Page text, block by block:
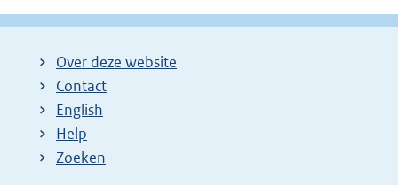
Over deze website
Contact
English
Help
Zoeken